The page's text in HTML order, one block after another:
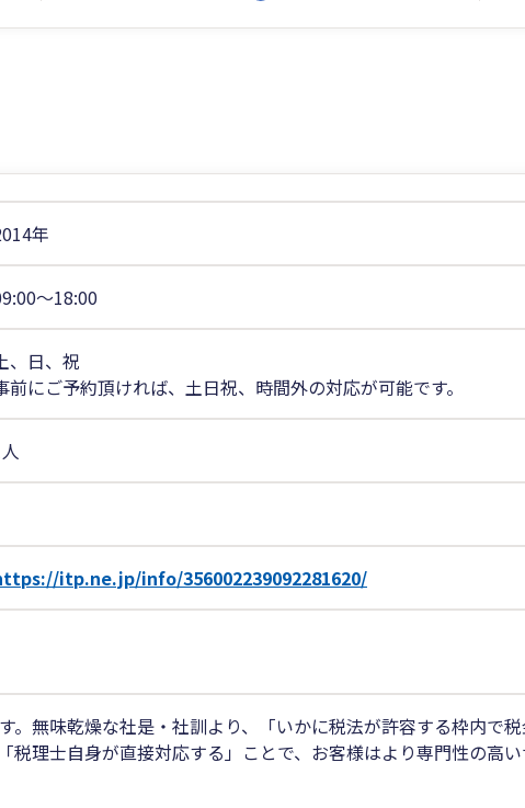
年
〜18:00
、日、祝
前にご予約頂ければ、土日祝、時間外の対応が可能です。
itp.ne.jp/info/356002239092281620/
。無味乾燥な社是・社訓より、「いかに税法が許容する枠内で
税理士自身が直接対応する」ことで、お客様はより専門性の高